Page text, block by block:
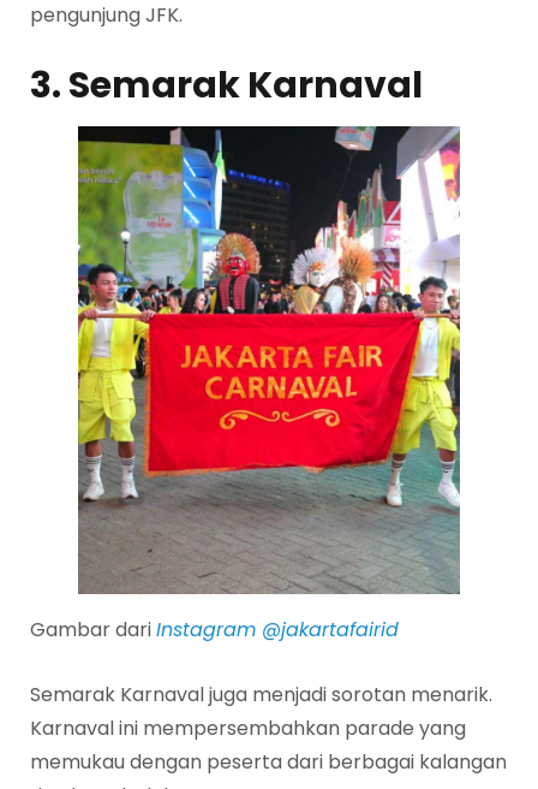
pengunjung JFK.
3. Semarak Karnaval
Gambar dariInstagram @jakartafairid
Semarak Karnaval juga menjadi sorotan menarik.
Karnaval ini mempersembahkan parade yang
memukau dengan peserta dari berbagai kalangan